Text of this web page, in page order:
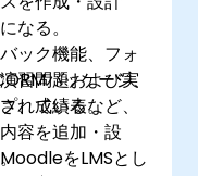
なる。
ック機能、フォ
パッケージ、
、成績表など、
容を追加・設
習問題および実
れている。
をLMSとし